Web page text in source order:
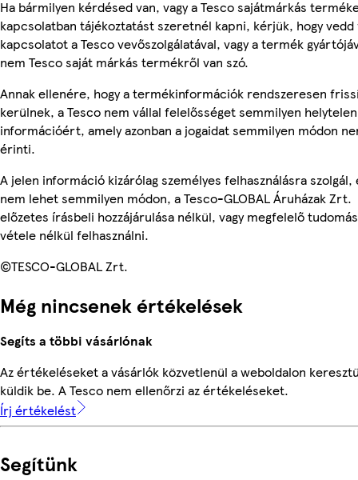
Ha bármilyen kérdésed van, vagy a Tesco sajátmárkás
kapcsolatban tájékoztatást szeretnél kapni, kérjük, hogy vedd
kapcsolatot a Tesco vevőszolgálatával, vagy a termék
nem Tesco saját márkás termékről van szó.
Annak ellenére, hogy a termékinformációk rendszeresen
kerülnek, a Tesco nem vállal felelősséget semmilyen helytelen
információért, amely azonban a jogaidat semmilyen módon
érinti.
A jelen információ kizárólag személyes felhasználásra szolgál,
nem lehet semmilyen módon, a Tesco-GLOBAL Áruházak Zrt.
előzetes írásbeli hozzájárulása nélkül, vagy megfelelő
vétele nélkül felhasználni.
©TESCO-GLOBAL Zrt.
Még nincsenek értékelések
Segíts a többi vásárlónak
Az értékeléseket a vásárlók közvetlenül a weboldalon
küldik be. A Tesco nem ellenőrzi az értékeléseket.
Írj értékelést
Segítünk